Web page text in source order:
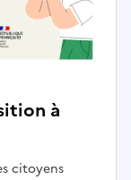
à
citoyens